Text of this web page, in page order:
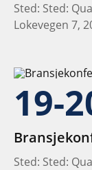
Sted: Sted:
Lokevegen 7,
19-
Sted: Sted: